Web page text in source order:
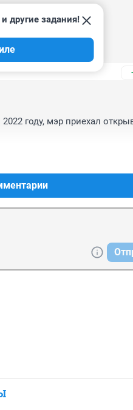
другие задания!
году, мэр приехал